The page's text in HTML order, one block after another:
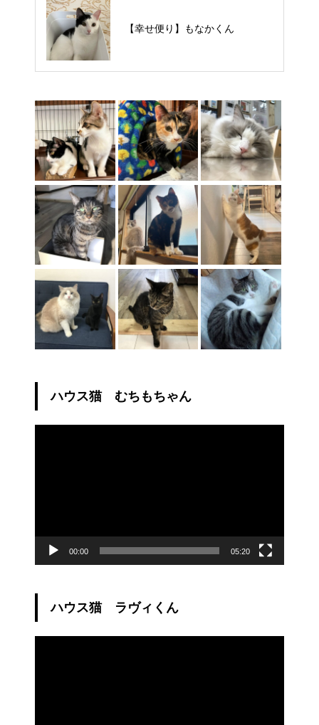
【幸せ便り】もなかくん
【里親様募集中】タルトくん
ハウス猫 むちもちゃん
00:00 05:20
ハウス猫 ラヴィくん